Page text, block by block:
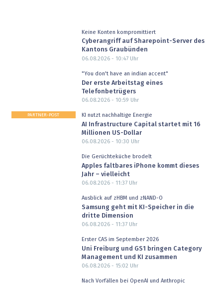
Keine Konten kompromittiert
Cyberangriff auf Sharepoint-Server des
Kantons Graubünden
06.08.2026 - 10:47Uhr
"You don't have an indian accent"
Der erste Arbeitstag eines
Telefonbetrügers
06.08.2026 - 10:59 Uhr
PARTNER-POST KI nutzt nachhaltige Energie
AI Infrastructure Capital startet mit 16
Millionen US-Dollar
06.08.2026 - 10:30 Uhr
Die Gerüchteküche brodelt
Apples faltbares iPhone kommt dieses
Jahr – vielleicht
06.08.2026 - 11:37Uhr
Ausblick auf zHBM und zNAND-O
Samsung geht mit KI-Speicher in die
dritte Dimension
06.08.2026 - 11:37Uhr
Erster CAS im September 2026
Uni Freiburg und GS1 bringen Category
Management und KI zusammen
06.08.2026 - 15:02 Uhr
Nach Vorfällen bei OpenAI und Anthropic